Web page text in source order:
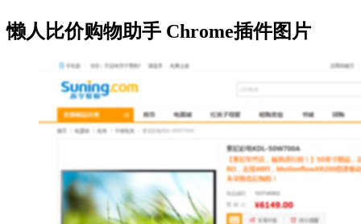
懒人比价购物助手 Chrome插件图片